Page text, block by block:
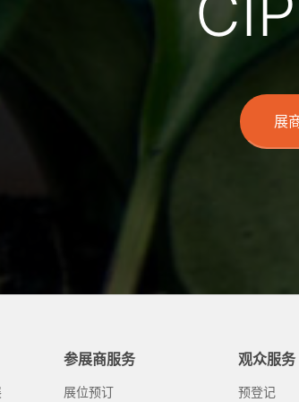
展
参展商服务
展位预订
观众服务
预登记